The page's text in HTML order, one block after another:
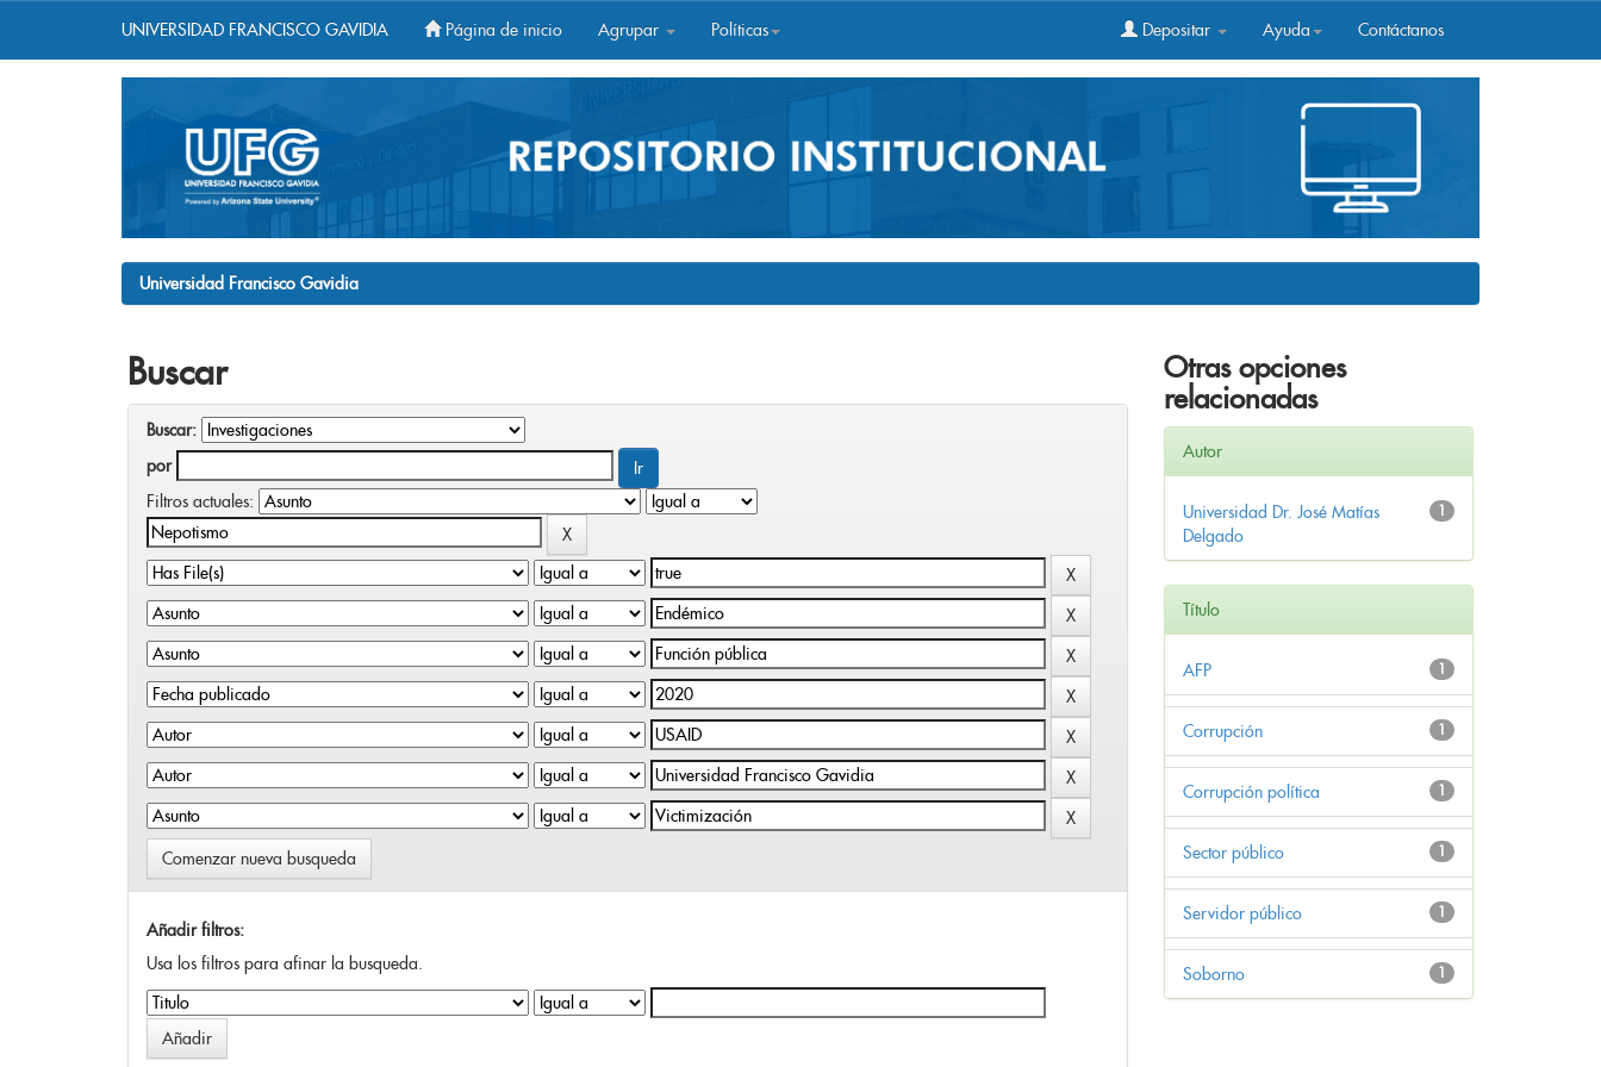
UNIVERSIDAD FRANCISCO GAVIDIA Página de inicio Agrupar Políticas Depositar Ayuda Contáctanos
Universidad Francisco Gavidia
Buscar
Buscar:
por
Filtros actuales:
Comenzar nueva busqueda
Añadir filtros:
Usa los filtros para afinar la busqueda.
Otras opciones
relacionadas
Autor
1
Universidad Dr. José Matías
Delgado
Título
1
AFP
1
Corrupción
1
Corrupción política
1
Sector público
1
Servidor público
1
Soborno